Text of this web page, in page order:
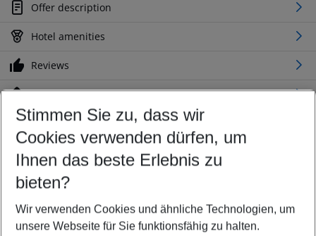
Offer description
Hotel amenities
Reviews
Location
Customize your offer
Find the perfect deal which suits your best
Your departure airport
Any airport
Select your date range
10/08/26–08/08/27 5-8 nights
Stimmen Sie zu, dass wir
Cookies verwenden dürfen, um
Ihnen das beste Erlebnis zu
bieten?
Wir verwenden Cookies und ähnliche Technologien, um
unsere Webseite für Sie funktionsfähig zu halten.